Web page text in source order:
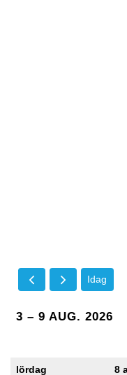
Idag
3 – 9 AUG. 2026
lördag 8